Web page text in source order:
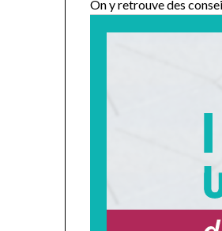
On y retrouve des